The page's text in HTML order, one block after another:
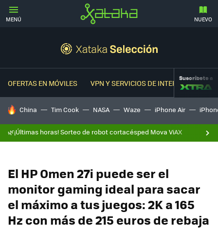
MENÚ NUEVO
OFERTAS EN MÓVILES VPN Y SERVICIOS DE INTERNETSuscríbete a
HOY SE HABLA DE
China Tim Cook NASA Waze iPhone Air
🌿¡Últimas horas! Sorteo de robot cortacésped Mova ViAX
El HP Omen 27i puede ser el
monitor gaming ideal para sacar
el máximo a tus juegos: 2K a 165
Hz con más de 215 euros de rebaja